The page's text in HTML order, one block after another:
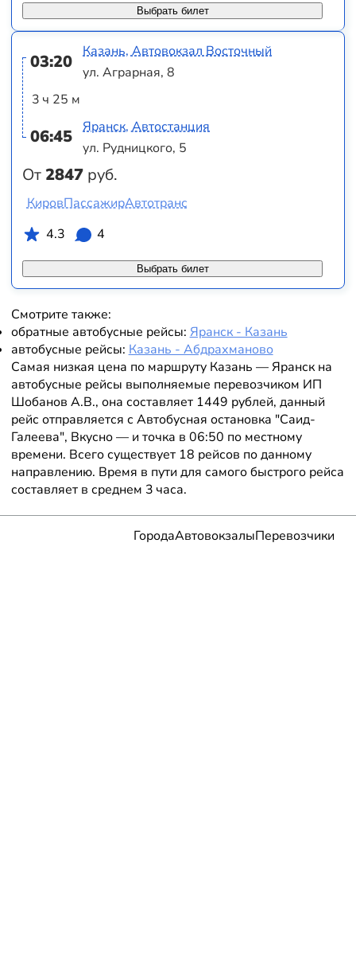
Выбрать билет
03:20
3 ч 25 м
06:45
От2847 руб.
Казань, Автовокзал Восточный
ул. Аграрная, 8
Яранск, Автостанция
ул. Рудницкого, 5
Выбрать билет
КировПассажирАвтотранс
4.3
4
Смотрите также:
обратные автобусные рейсы: Яранск - Казань
автобусные рейсы: Казань - Абдрахманово
Самая низкая цена по маршруту Казань — Яранск на
автобусные рейсы выполняемые перевозчиком ИП
Шобанов А.В., она составляет 1449 рублей, данный
рейс отправляется с Автобусная остановка "Саид-
Галеева", Вкусно — и точка в 06:50 по местному
времени. Всего существует 18 рейсов по данному
направлению. Время в пути для самого быстрого рейса
составляет в среднем 3 часа.
ГородаАвтовокзалыПеревозчики